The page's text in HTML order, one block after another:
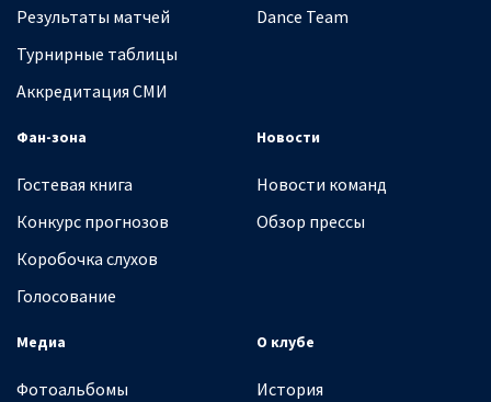
Результаты матчей
Турнирные таблицы
Аккредитация СМИ
Dance Team
Фан-зона
Гостевая книга
Конкурс прогнозов
Коробочка слухов
Голосование
Новости
Новости команд
Обзор прессы
Медиа
Фотоальбомы
О клубе
История